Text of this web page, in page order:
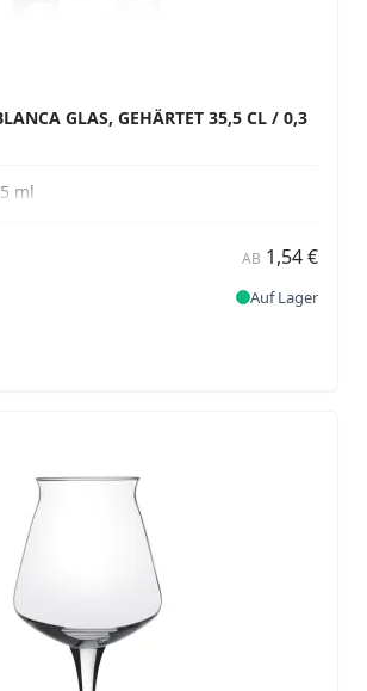
GLAS, GEHÄRTET 35,5 CL / 0,3
ml
AB 1,54 €
Auf Lager